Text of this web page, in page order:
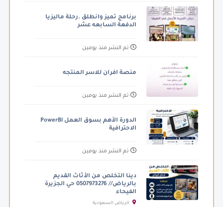
برنامج تميز وانطلق .رحلة ماليزيا
الدفعة السابعه عشر
تم النشر منذ يومين
منصة افران للاسر المنتجه
تم النشر منذ يومين
الدورة الأهم بسوق العمل PowerBl
الاحترافية
تم النشر منذ يومين
دينا التخلص من الأثاث القديم
بالرياض// 0507973276 حي الجزيرة
الفيحاء